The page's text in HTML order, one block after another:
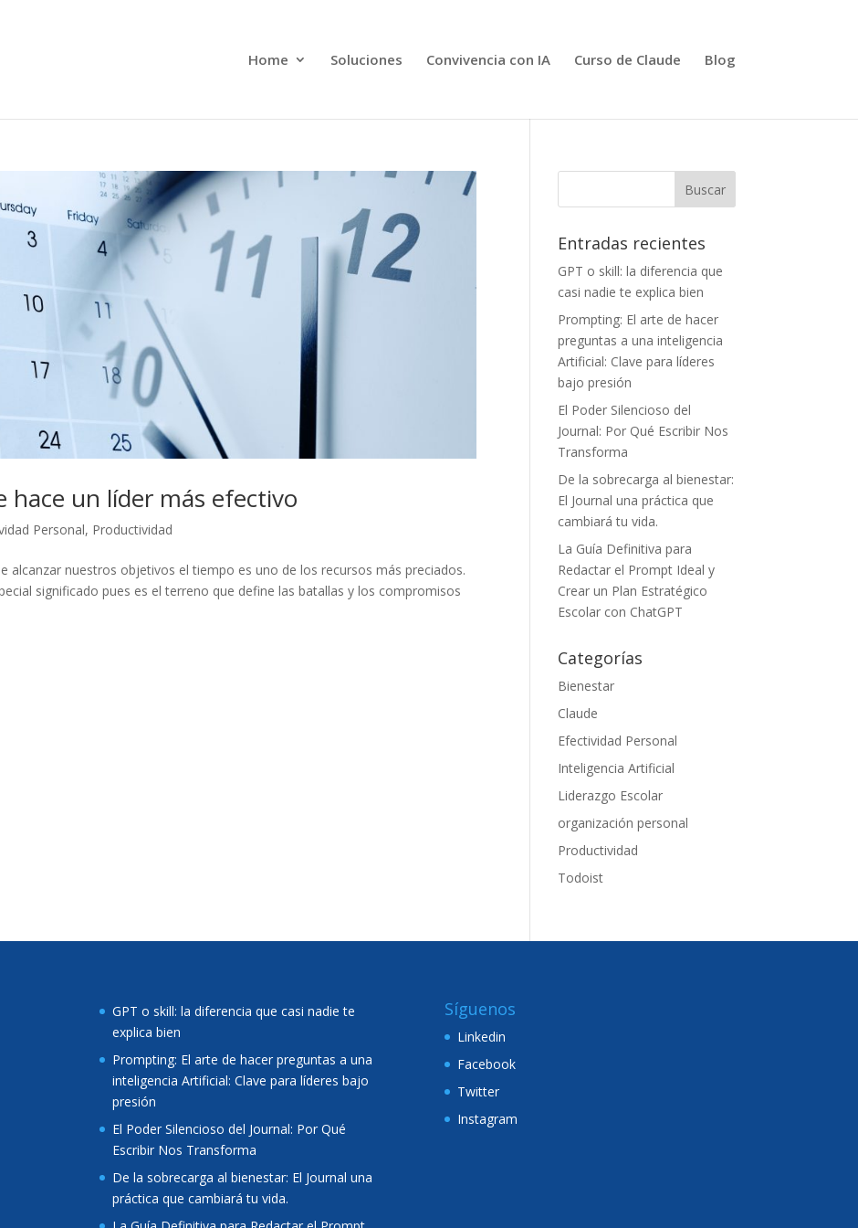
Home Soluciones Convivencia con IA Curso de Claude Blog
hace un líder más efectivo
Personal, Productividad
alcanzar nuestros objetivos el tiempo es uno de los recursos más preciados.
significado pues es el terreno que define las batallas y los compromisos
Entradas recientes
GPT o skill: la diferencia que
casi nadie te explica bien
Prompting: El arte de hacer
preguntas a una inteligencia
Artificial: Clave para líderes
bajo presión
El Poder Silencioso del
Journal: Por Qué Escribir Nos
Transforma
De la sobrecarga al bienestar:
El Journal una práctica que
cambiará tu vida.
La Guía Definitiva para
Redactar el Prompt Ideal y
Crear un Plan Estratégico
Escolar con ChatGPT
Categorías
Bienestar
Claude
Efectividad Personal
Inteligencia Artificial
Liderazgo Escolar
organización personal
Productividad
Todoist
GPT o skill: la diferencia que casi nadie te
explica bien
Prompting: El arte de hacer preguntas a una
inteligencia Artificial: Clave para líderes bajo
presión
El Poder Silencioso del Journal: Por Qué
Escribir Nos Transforma
De la sobrecarga al bienestar: El Journal una
práctica que cambiará tu vida.
Síguenos
Linkedin
Facebook
Twitter
Instagram